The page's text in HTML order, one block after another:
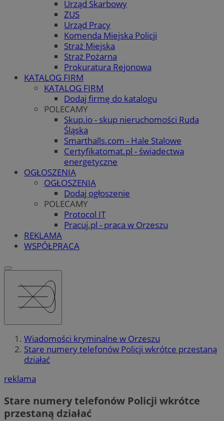
Urząd Skarbowy
ZUS
Urząd Pracy
Komenda Miejska Policji
Straż Miejska
Straż Pożarna
Prokuratura Rejonowa
KATALOG FIRM
KATALOG FIRM
Dodaj firmę do katalogu
POLECAMY
Skup.io - skup nieruchomości Ruda
Śląska
Smarthalls.com - Hale Stalowe
Certyfikatomat.pl - świadectwa
energetyczne
OGŁOSZENIA
OGŁOSZENIA
Dodaj ogłoszenie
POLECAMY
Protocol IT
Pracuj.pl - praca w Orzeszu
REKLAMA
WSPÓŁPRACA
Wiadomości kryminalne w Orzeszu
Stare numery telefonów Policji wkrótce przestaną
działać
reklama
Stare numery telefonów Policji wkrótce
przestaną działać